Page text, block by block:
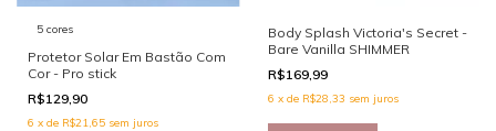
5 cores
Protetor Solar Em Bastão Com
Cor - Pro stick
R$129,90
6 x de R$21,65 sem juros
Body Splash Victoria's Secret -
Bare Vanilla SHIMMER
R$169,99
6 x de R$28,33 sem juros